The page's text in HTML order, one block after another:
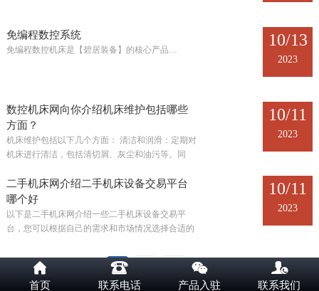
免编程数控系统
免编程数控机床是【碧居装备】的核心产品…
10/13
2023
数控机床网向你介绍机床维护包括哪些
方面？
机床维护包括以下几个方面： 清洁和润滑：定期对
机床进行清洁，包括清切屑、灰尘和油污等。同
充足润滑…
10/11
2023
二手机床网介绍二手机床设备交易平台
哪个好
以下是二手机床网介绍一些二手机床设备交易平
台，您可以根据自己的需求和市场情况选择合适的
10/11
2023
1 下一页

首页

联系电话

产品入驻

联系我们